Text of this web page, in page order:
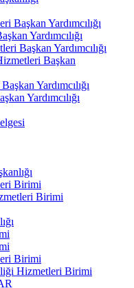
Başkan Yardımcılığı
Yardımcılığı
Başkan Yardımcılığı
Başkan
Yardımcılığı
Yardımcılığı
Birimi
Birimi
Birimi
Hizmetleri Birimi